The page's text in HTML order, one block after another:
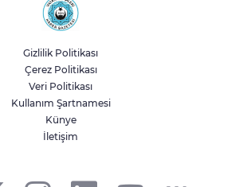
ücretsiz doğalgaza
makine arızası yapan tanker
bölgeye çekildi
Büyükşehir’den kırsal
Gizlilik Politikası
Çerez Politikası
Veri Politikası
Kullanım Şartnamesi
Künye
İletişim